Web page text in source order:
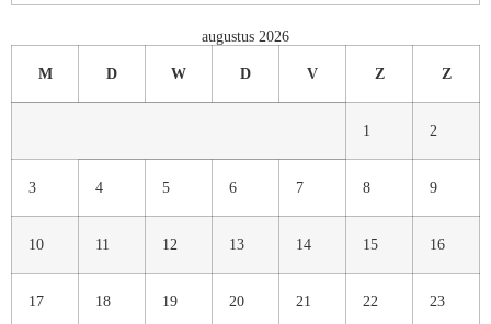
augustus 2026
M D W D V Z Z
1 2
3 4 5 6 7 8 9
10 11 12 13 14 15 16
17 18 19 20 21 22 23